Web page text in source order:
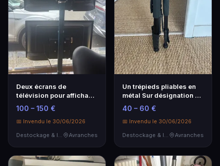
Deux écrans de
télévision pour affichage
extérieurs En l'éta…
100 – 150 €
📅 Invendu le 30/06/2026
Destockage & Invendus
Avranches
Un trépieds pliables en
métal Sur désignation En
l'état
40 – 60 €
📅 Invendu le 30/06/2026
Destockage & Invendus
Avranches